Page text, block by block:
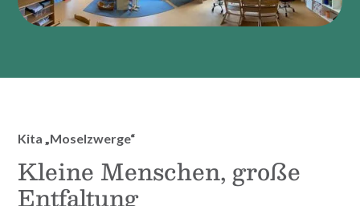
Kita „Moselzwerge“
Kleine Menschen, große
Entfaltung